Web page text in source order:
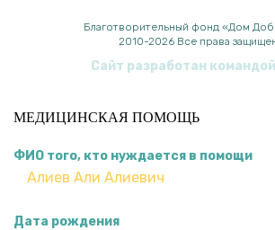
Благотворительный фонд «Дом
2010-2026 Все права
Сайт разработан командой
МЕДИЦИНСКАЯ ПОМОЩЬ
ФИО того, кто нуждается в помощи
Дата рождения